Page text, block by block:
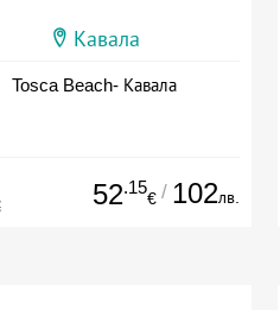
Кавала
Tosca Beach- Кавала
52.15
€ / 102лв.